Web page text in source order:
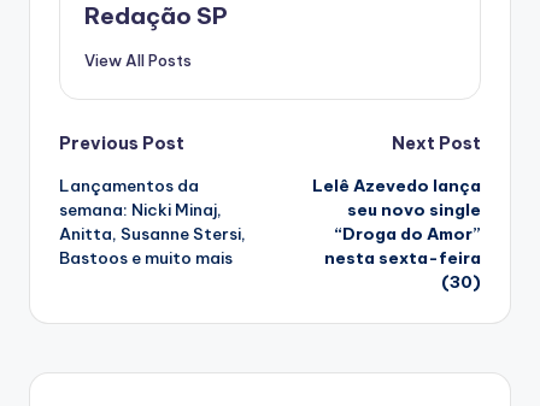
Redação SP
View All Posts
Post
navigation
Previous Post
Lançamentos da
semana: Nicki Minaj,
Anitta, Susanne Stersi,
Bastoos e muito mais
Next Post
Lelê Azevedo lança
seu novo single
“Droga do Amor”
nesta sexta-feira
(30)